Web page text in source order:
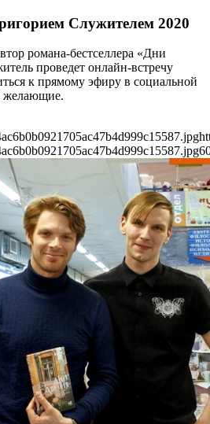
Служителем 2020
романа-бестселлера «Дни
проведет онлайн-встречу
к прямому эфиру в социальной
желающие.